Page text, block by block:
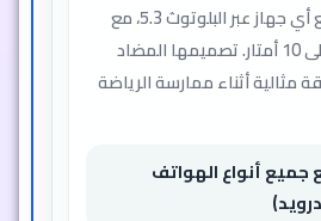
تواصل بسهولة مع أي جهاز عبر البلوتوث 5.3، مع
مدى اتصال يصل إلى 10 أمتار. تصميمها المضاد
مثالية أثناء ممارسة الرياضة
أنواع الهواتف